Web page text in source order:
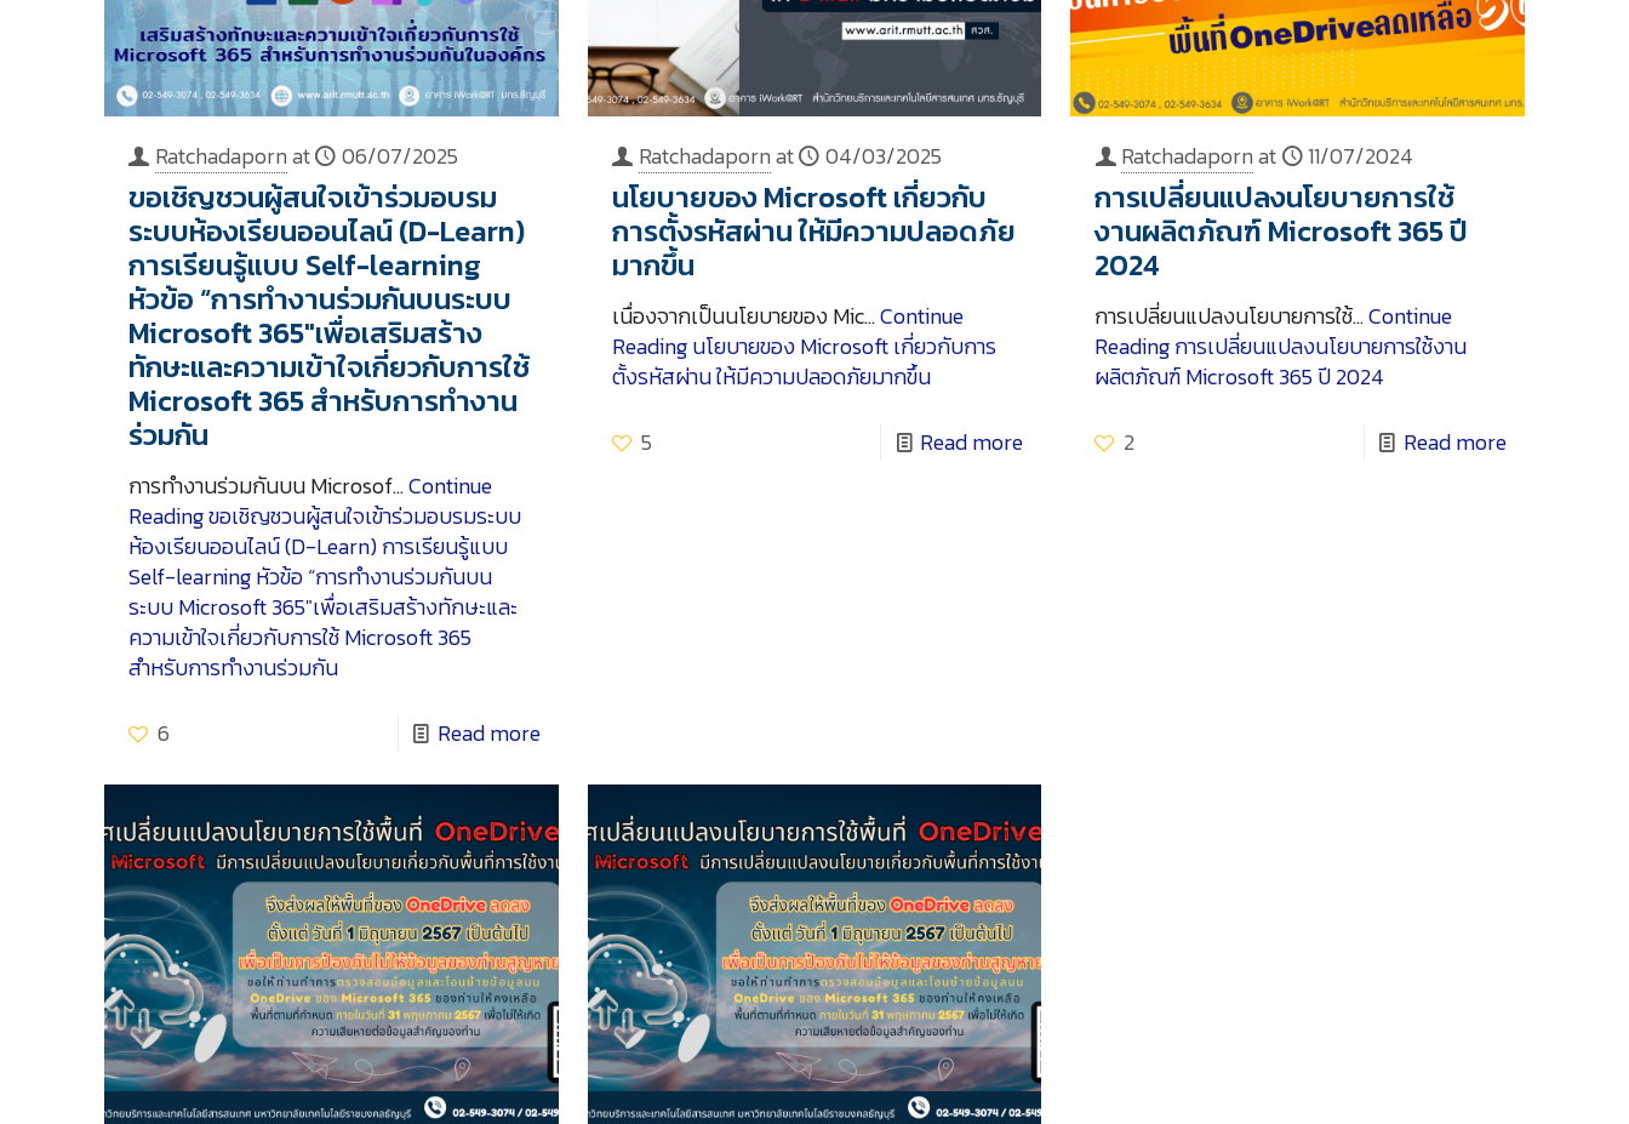
Ratchadapornat 06/07/2025
ขอเชิญชวนผู้สนใจเข้าร่วมอบรม
ระบบห้องเรียนออนไลน์ (D-Learn)
การเรียนรู้แบบ Self-learning
หัวข้อ “การทำงานร่วมกันบนระบบ
Microsoft 365″เพื่อเสริมสร้าง
ทักษะและความเข้าใจเกี่ยวกับการใช้
Microsoft 365 สำหรับการทำงาน
ร่วมกัน
การทำงานร่วมกันบน Microsof…Continue
Readingขอเชิญชวนผู้สนใจเข้าร่วมอบรมระบบ
ห้องเรียนออนไลน์ (D-Learn) การเรียนรู้แบบ
Self-learning หัวข้อ “การทำงานร่วมกันบน
ระบบ Microsoft 365″เพื่อเสริมสร้างทักษะและ
ความเข้าใจเกี่ยวกับการใช้ Microsoft 365
สำหรับการทำงานร่วมกัน
6
Read more
Ratchadapornat 04/03/2025
นโยบายของ Microsoft เกี่ยวกับ
การตั้งรหัสผ่าน ให้มีความปลอดภัย
มากขึ้น
เนื่องจากเป็นนโยบายของ Mic…Continue
Readingนโยบายของ Microsoft เกี่ยวกับการ
ตั้งรหัสผ่าน ให้มีความปลอดภัยมากขึ้น
5
Read more
Ratchadapornat 11/07/2024
การเปลี่ยนแปลงนโยบายการใช้
งานผลิตภัณฑ์ Microsoft 365 ปี
2024
การเปลี่ยนแปลงนโยบายการใช้…Continue
Readingการเปลี่ยนแปลงนโยบายการใช้งาน
ผลิตภัณฑ์ Microsoft 365 ปี 2024
2
Read more